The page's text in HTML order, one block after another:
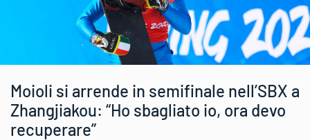
Moioli si arrende in semifinale nell’SBX a
Zhangjiakou: “Ho sbagliato io, ora devo
recuperare”